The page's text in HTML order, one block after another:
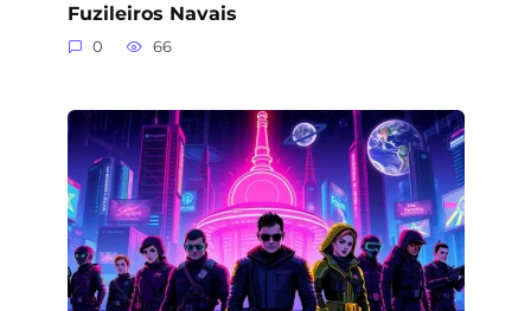
Fuzileiros Navais
0 66